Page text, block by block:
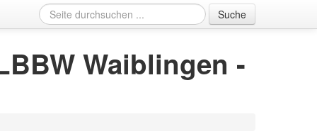
Suche
Waiblingen -